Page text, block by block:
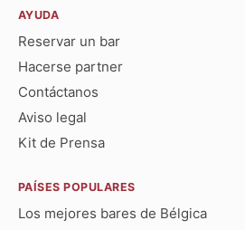
AYUDA
Reservar un bar
Hacerse partner
Contáctanos
Aviso legal
Kit de Prensa
PAÍSES POPULARES
Los mejores bares de Bélgica